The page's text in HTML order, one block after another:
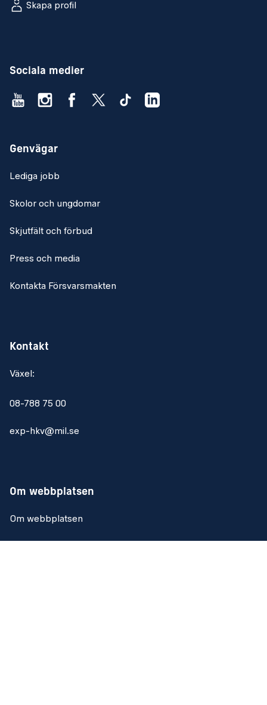
Skapa profil
Sociala medier
Genvägar
Lediga jobb
Skolor och ungdomar
Skjutfält och förbud
Press och media
Kontakta Försvarsmakten
Kontakt
Växel:
08-788 75 00
exp-hkv@mil.se
Om webbplatsen
Om webbplatsen